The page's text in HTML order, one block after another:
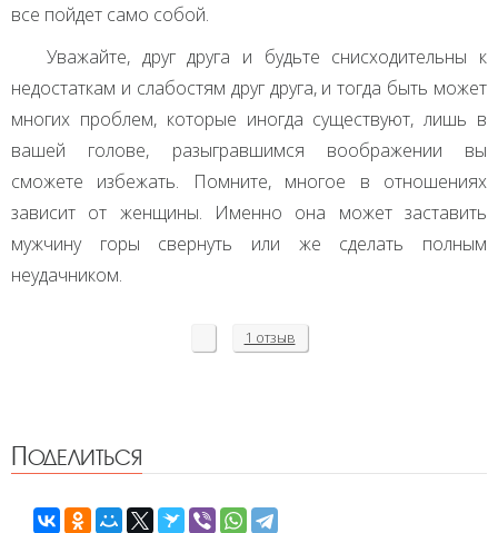
все пойдет само собой.
Уважайте, друг друга и будьте снисходительны к
недостаткам и слабостям друг друга, и тогда быть может
многих проблем, которые иногда существуют, лишь в
вашей голове, разыгравшимся воображении вы
сможете избежать. Помните, многое в отношениях
зависит от женщины. Именно она может заставить
мужчину горы свернуть или же сделать полным
неудачником.
1 отзыв
Поделиться